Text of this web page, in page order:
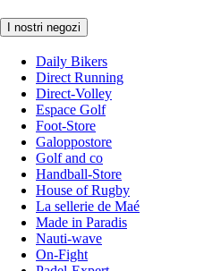
I nostri negozi
Daily Bikers
Direct Running
Direct-Volley
Espace Golf
Foot-Store
Galoppostore
Golf and co
Handball-Store
House of Rugby
La sellerie de Maé
Made in Paradis
Nauti-wave
On-Fight